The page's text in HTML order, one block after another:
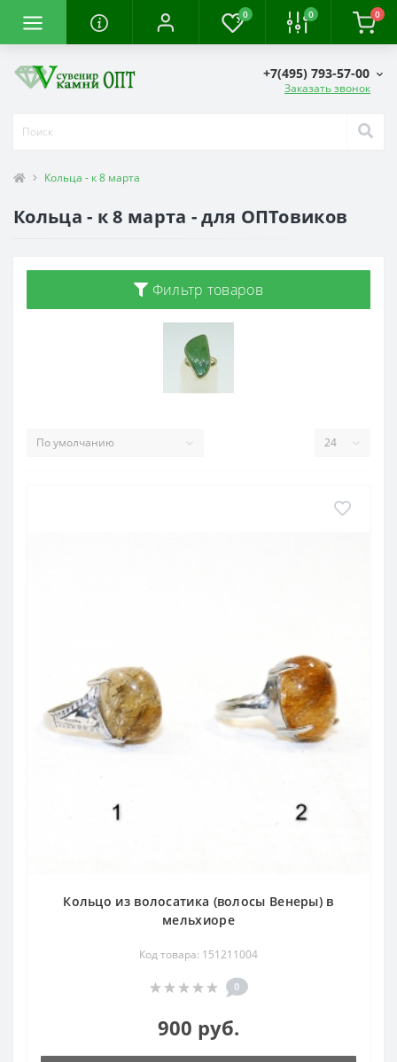
0 0 0
+7(495) 793-57-00
Заказать звонок
Кольца - к 8 марта
Кольца - к 8 марта - для ОПТовиков
Фильтр товаров
Кольцо из волосатика (волосы Венеры) в
мельхиоре
Код товара: 151211004
0
900 руб.